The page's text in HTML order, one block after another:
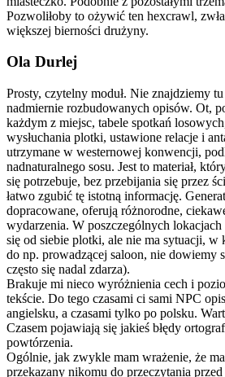
Pozwoliłoby to ożywić ten hexcrawl,
większej bierności drużyny.
Ola Durlej
Prosty, czytelny moduł. Nie znajdziemy
nadmiernie rozbudowanych opisów. Ot,
każdym z miejsc, tabele spotkań
wysłuchania plotki, ustawione relacje i
utrzymane w westernowej konwencji,
nadnaturalnego sosu. Jest to materiał,
się potrzebuje, bez przebijania się przez
łatwo zgubić tę istotną informację.
dopracowane, oferują różnorodne,
wydarzenia. W poszczególnych lokacjach
się od siebie plotki, ale nie ma sytuacji,
do np. prowadzącej saloon, nie dowiemy
często się nadal zdarza).
Brakuje mi nieco wyróżnienia cech i
tekście. Do tego czasami ci sami NPC
angielsku, a czasami tylko po polsku.
Czasem pojawiają się jakieś błędy
powtórzenia.
Ogólnie, jak zwykle mam wrażenie, że
przekazany nikomu do przeczytania